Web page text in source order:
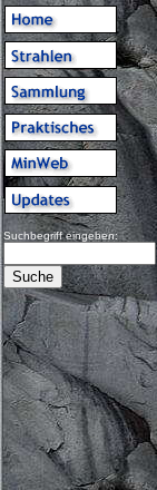
Suchbegriff eingeben: